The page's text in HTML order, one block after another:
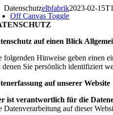
Zum
Inhalt
springen
Off Canvas Toggle
Datenschutzelbfabrik2023-02-
auf einen Blick
folgenden Hinweise geben einen
denen Sie persönlich identifiziert
auf unserer Website
ist verantwortlich für die
Datenverarbeitung auf dieser